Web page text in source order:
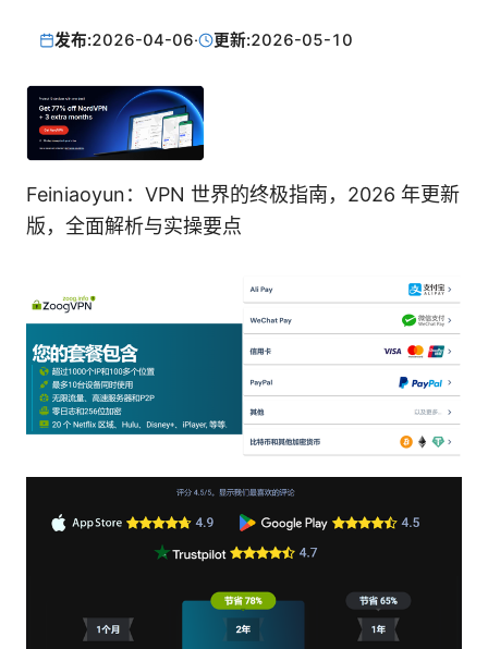
发布:2026-04-06· 更新:2026-05-10
Feiniaoyun：VPN 世界的终极指南，2026 年更新
版，全面解析与实操要点